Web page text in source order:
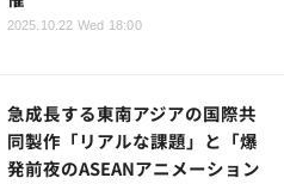
2025.10.22 Wed 18:00
急成長する東南アジアの国際共
同製作「リアルな課題」と「爆
発前夜のASEANアニメーション